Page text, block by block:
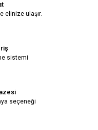
elinize ulaşır.
sistemi
seçeneği